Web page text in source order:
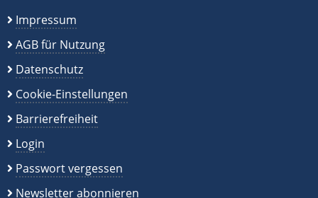
Impressum
AGB für Nutzung
Datenschutz
Cookie-Einstellungen
Barrierefreiheit
Login
Passwort vergessen
Newsletter abonnieren